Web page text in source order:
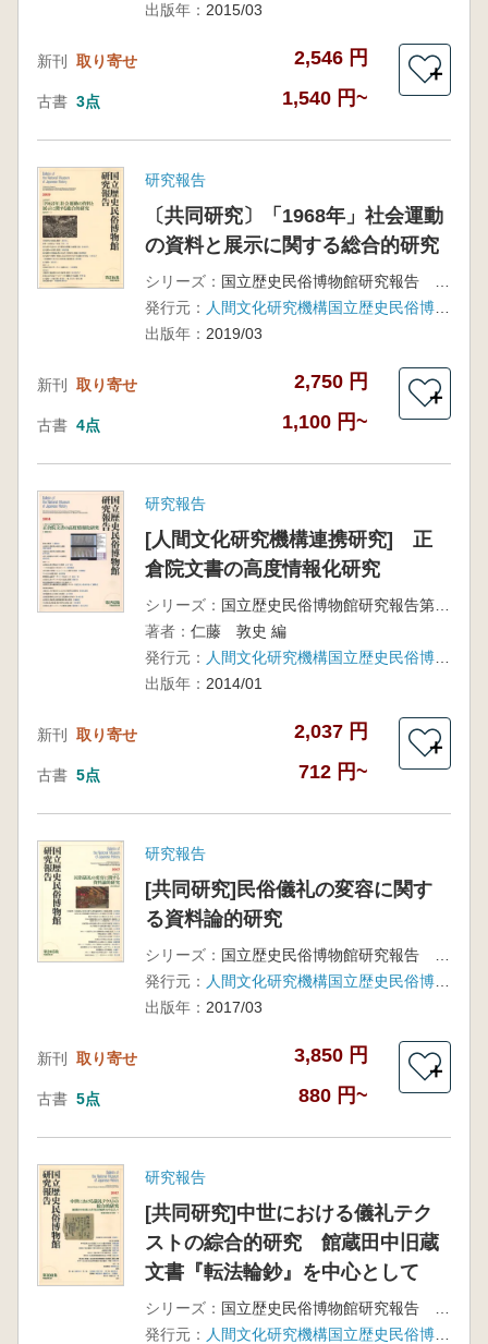
出版年： 2015/03
新刊 取り寄せ 2,546 円
古書 3点 1,540 円~
＋
研究報告
〔共同研究〕「1968年」社会運動
の資料と展示に関する総合的研究
シリーズ：
発行元：
人間文化研究機構国立歴史民俗博物館
出版年： 2019/03
新刊 取り寄せ 2,750 円
古書 4点 1,100 円~
＋
研究報告
[人間文化研究機構連携研究] 正
倉院文書の高度情報化研究
シリーズ：
国立歴史民俗博物館研究報告第192集
著者： 仁藤 敦史 編
発行元：
人間文化研究機構国立歴史民俗博物館
出版年： 2014/01
新刊 取り寄せ 2,037 円
古書 5点 712 円~
＋
研究報告
[共同研究]民俗儀礼の変容に関す
る資料論的研究
シリーズ：
発行元：
人間文化研究機構国立歴史民俗博物館
出版年： 2017/03
新刊 取り寄せ 3,850 円
古書 5点 880 円~
＋
研究報告
[共同研究]中世における儀礼テク
ストの綜合的研究 館蔵田中旧蔵
文書『転法輪鈔』を中心として
シリーズ：
発行元：
人間文化研究機構国立歴史民俗博物館